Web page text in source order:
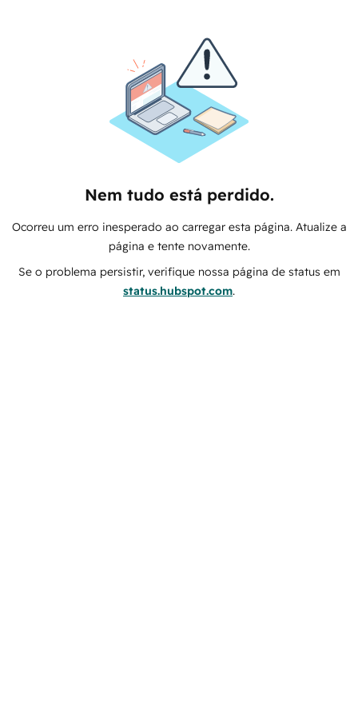
Nem tudo está perdido.
Ocorreu um erro inesperado ao carregar esta página. Atualize a
página e tente novamente.
Se o problema persistir, verifique nossa página de status em
status.hubspot.com.